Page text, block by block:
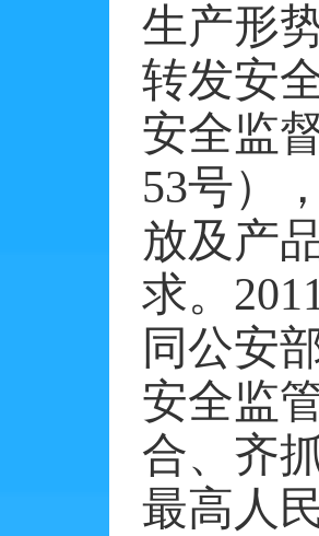
生产形
转发安
安全监
53号）
放及产
求。
同公安
安全监
合、齐
最高人